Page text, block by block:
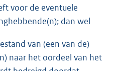
voor de eventuele
dan wel
van (een van de)
naar het oordeel van het